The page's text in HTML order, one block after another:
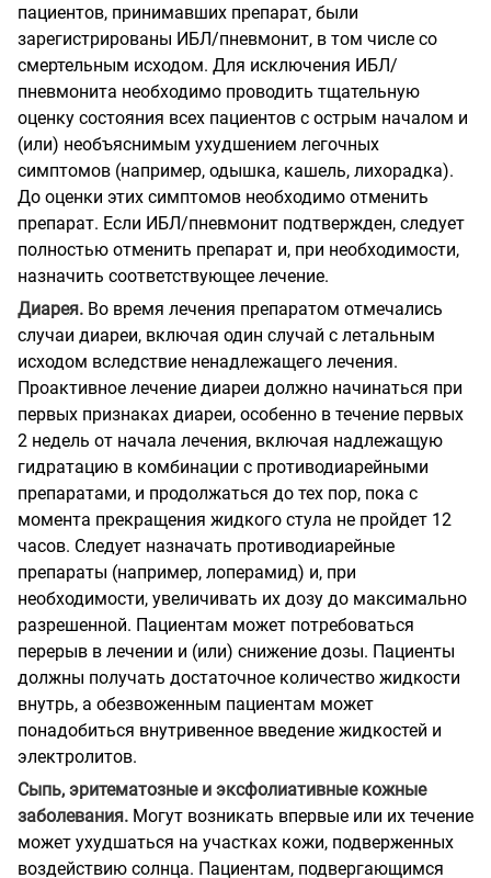
пациентов, принимавших препарат, были
зарегистрированы ИБЛ/пневмонит, в том числе со
смертельным исходом. Для исключения ИБЛ/
пневмонита необходимо проводить тщательную
оценку состояния всех пациентов с острым началом и
(или) необъяснимым ухудшением легочных
симптомов (например, одышка, кашель, лихорадка).
До оценки этих симптомов необходимо отменить
препарат. Если ИБЛ/пневмонит подтвержден, следует
полностью отменить препарат и, при необходимости,
назначить соответствующее лечение.
Диарея. Во время лечения препаратом отмечались
случаи диареи, включая один случай с летальным
исходом вследствие ненадлежащего лечения.
Проактивное лечение диареи должно начинаться при
первых признаках диареи, особенно в течение первых
2 недель от начала лечения, включая надлежащую
гидратацию в комбинации с противодиарейными
препаратами, и продолжаться до тех пор, пока с
момента прекращения жидкого стула не пройдет 12
часов. Следует назначать противодиарейные
препараты (например, лоперамид) и, при
необходимости, увеличивать их дозу до максимально
разрешенной. Пациентам может потребоваться
перерыв в лечении и (или) снижение дозы. Пациенты
должны получать достаточное количество жидкости
внутрь, а обезвоженным пациентам может
понадобиться внутривенное введение жидкостей и
электролитов.
Сыпь, эритематозные и эксфолиативные кожные
заболевания. Могут возникать впервые или их течение
может ухудшаться на участках кожи, подверженных
воздействию солнца. Пациентам, подвергающимся